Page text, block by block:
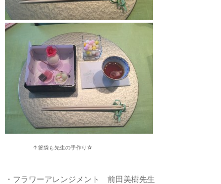
↑箸袋も先生の手作り☆
・フラワーアレンジメント 前田美樹先生